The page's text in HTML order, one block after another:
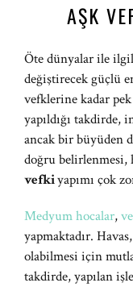
AŞK
Öte dünyalar ile ilgili
değiştirecek güçlü
vefklerine kadar
yapıldığı
ancak bir büyüden
doğru belirlenmesi,
vefkiyapımı çok
Medyum hocalar,
yapmaktadır.
olabilmesi için
takdirde, yapılan